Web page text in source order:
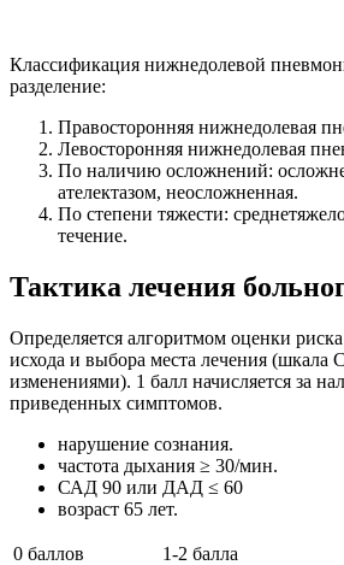
Классификация нижнедолевой
разделение:
Правосторонняя нижнедолевая
Левосторонняя нижнедолевая
По наличию осложнений:
ателектазом, неосложненная.
По степени тяжести:
течение.
Тактика лечения
Определяется алгоритмом оценки
исхода и выбора места лечения (шкала
изменениями). 1 балл начисляется за
приведенных симптомов.
нарушение сознания.
частота дыхания ≥ 30/мин.
САД 90 или ДАД ≤ 60
возраст 65 лет.
0 баллов 1-2 балла